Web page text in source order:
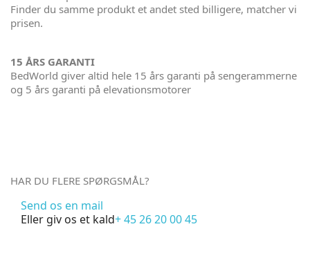
Finder du samme produkt et andet sted billigere, matcher vi
prisen.
15 ÅRS GARANTI
BedWorld giver altid hele 15 års garanti på sengerammerne
og 5 års garanti på elevationsmotorer
HAR DU FLERE SPØRGSMÅL?
Send os en mail
Eller giv os et kald+ 45 26 20 00 45